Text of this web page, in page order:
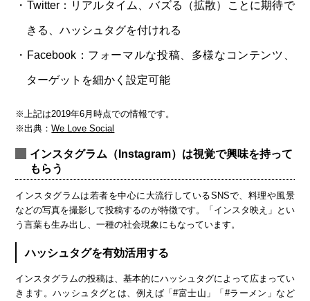
Twitter：リアルタイム、バズる（拡散）ことに期待で
きる、ハッシュタグを付けれる
Facebook：フォーマルな投稿、多様なコンテンツ、
ターゲットを細かく設定可能
※上記は2019年6月時点での情報です。
※出典：We Love Social
インスタグラム（Instagram）は視覚で興味を持って
もらう
インスタグラムは若者を中心に大流行しているSNSで、料理や風景
などの写真を撮影して投稿するのが特徴です。「インスタ映え」とい
う言葉も生み出し、一種の社会現象にもなっています。
ハッシュタグを有効活用する
インスタグラムの投稿は、基本的にハッシュタグによって広まってい
きます。ハッシュタグとは、例えば「#富士山」「#ラーメン」など